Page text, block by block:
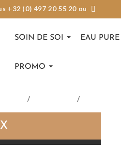
+32 (0) 497 20 55 20 ou
SOIN DE SOI EAU PURE
PROMO